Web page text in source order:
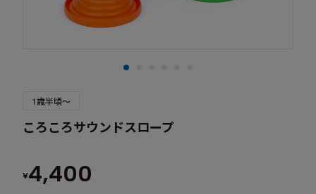
1歳半頃～
ころころサウンドスロープ
¥4,400